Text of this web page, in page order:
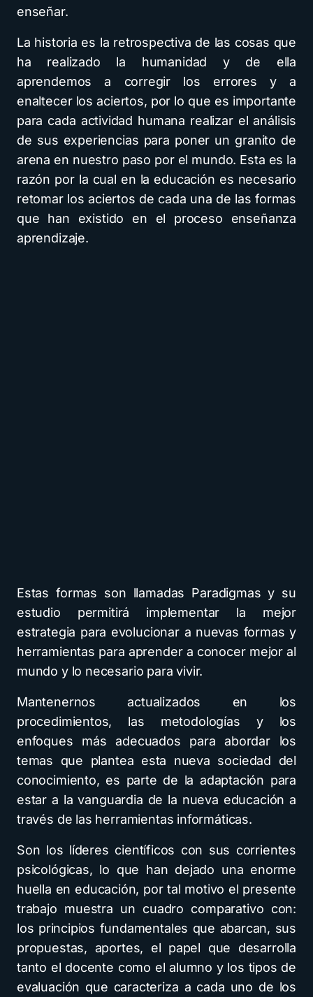
enseñar.
La historia es la retrospectiva de las cosas que
ha realizado la humanidad y de ella
aprendemos a corregir los errores y a
enaltecer los aciertos, por lo que es importante
para cada actividad humana realizar el análisis
de sus experiencias para poner un granito de
arena en nuestro paso por el mundo. Esta es la
razón por la cual en la educación es necesario
retomar los aciertos de cada una de las formas
que han existido en el proceso enseñanza
aprendizaje.
Estas formas son llamadas Paradigmas y su
estudio permitirá implementar la mejor
estrategia para evolucionar a nuevas formas y
herramientas para aprender a conocer mejor al
mundo y lo necesario para vivir.
Mantenernos actualizados en los
procedimientos, las metodologías y los
enfoques más adecuados para abordar los
temas que plantea esta nueva sociedad del
conocimiento, es parte de la adaptación para
estar a la vanguardia de la nueva educación a
través de las herramientas informáticas.
Son los líderes científicos con sus corrientes
psicológicas, lo que han dejado una enorme
huella en educación, por tal motivo el presente
trabajo muestra un cuadro comparativo con:
los principios fundamentales que abarcan, sus
propuestas, aportes, el papel que desarrolla
tanto el docente como el alumno y los tipos de
evaluación que caracteriza a cada uno de los